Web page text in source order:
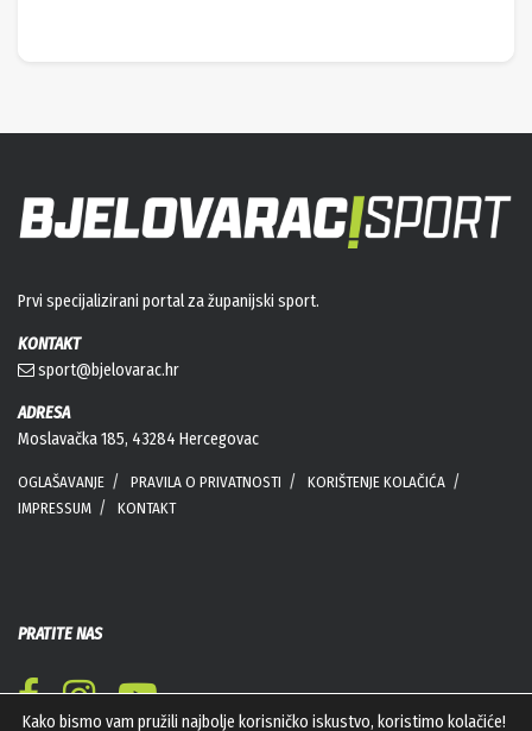
Prvi specijalizirani portal za županijski sport.
KONTAKT
sport@bjelovarac.hr
ADRESA
Moslavačka 185, 43284 Hercegovac
OGLAŠAVANJE PRAVILA O PRIVATNOSTI
KORIŠTENJE KOLAČIĆA
IMPRESSUM
KONTAKT
PRATITE NAS
Kako bismo vam pružili najbolje korisničko iskustvo, koristimo kolačiće!